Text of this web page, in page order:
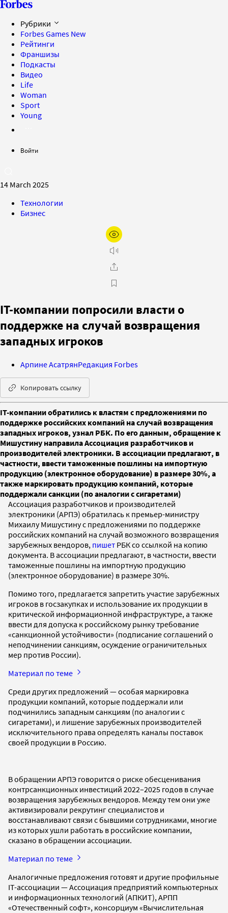
Рубрики
Forbes Games New
Рейтинги
Франшизы
Подкасты
Видео
Life
Woman
Sport
Young
Войти
14 March 2025
Технологии
Бизнес
IT-компании попросили власти о
поддержке на случай возвращения
западных игроков
Арпине АсатрянРедакция Forbes
Копировать ссылку
IT-компании обратились к властям с предложениями по
поддержке российских компаний на случай возвращения
западных игроков, узнал РБК. По его данным, обращение к
Мишустину направила Ассоциация разработчиков и
производителей электроники. В ассоциации предлагают, в
частности, ввести таможенные пошлины на импортную
продукцию (электронное оборудование) в размере 30%, а
также маркировать продукцию компаний, которые
поддержали санкции (по аналогии с сигаретами)
Ассоциация разработчиков и производителей
электроники (АРПЭ) обратилась к премьер-министру
Михаилу Мишустину с предложениями по поддержке
российских компаний на случай возможного возвращения
зарубежных вендоров, пишет РБК со ссылкой на копию
документа. В ассоциации предлагают, в частности, ввести
таможенные пошлины на импортную продукцию
(электронное оборудование) в размере 30%.
Помимо того, предлагается запретить участие зарубежных
игроков в госзакупках и использование их продукции в
критической информационной инфраструктуре, а также
ввести для допуска к российскому рынку требование
«санкционной устойчивости» (подписание соглашений о
неподчинении санкциям, осуждение ограничительных
мер против России).
Материал по теме
Среди других предложений — особая маркировка
продукции компаний, которые поддержали или
подчинились западным санкциям (по аналогии с
сигаретами), и лишение зарубежных производителей
исключительного права определять каналы поставок
своей продукции в Россию.
В обращении АРПЭ говорится о риске обесценивания
контрсанкционных инвестиций 2022–2025 годов в случае
возвращения зарубежных вендоров. Между тем они уже
активизировали рекрутинг специалистов и
восстанавливают связи с бывшими сотрудниками, многие
из которых ушли работать в российские компании,
сказано в обращении ассоциации.
Материал по теме
Аналогичные предложения готовят и другие профильные
IT-ассоциации — Ассоциация предприятий компьютерных
и информационных технологий (АПКИТ), АРПП
«Отечественный софт», консорциум «Вычислительная